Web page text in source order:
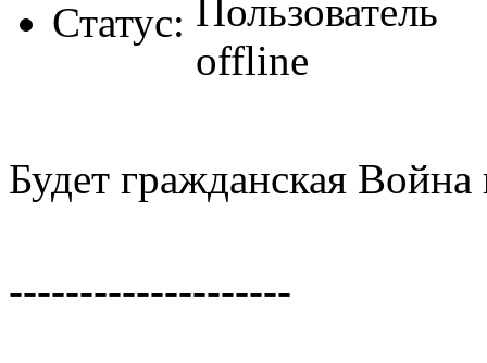
Статус:
Будет гражданская
--------------------